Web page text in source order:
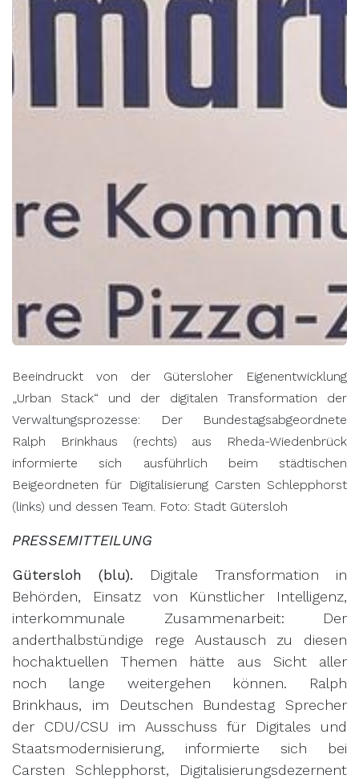
Beeindruckt von der Gütersloher Eigenentwicklung
„Urban Stack“ und der digitalen Transformation der
Verwaltungsprozesse: Der Bundestagsabgeordnete
Ralph Brinkhaus (rechts) aus Rheda-Wiedenbrück
informierte sich ausführlich beim städtischen
Beigeordneten für Digitalisierung Carsten Schlepphorst
(links) und dessen Team. Foto: Stadt Gütersloh
PRESSEMITTEILUNG
Gütersloh (blu). Digitale Transformation in
Behörden, Einsatz von Künstlicher Intelligenz,
interkommunale Zusammenarbeit: Der
anderthalbstündige rege Austausch zu diesen
hochaktuellen Themen hätte aus Sicht aller
noch lange weitergehen können. Ralph
Brinkhaus, im Deutschen Bundestag Sprecher
der CDU/CSU im Ausschuss für Digitales und
Staatsmodernisierung,
informierte sich bei
Carsten Schlepphorst, Digitalisierungsdezernent